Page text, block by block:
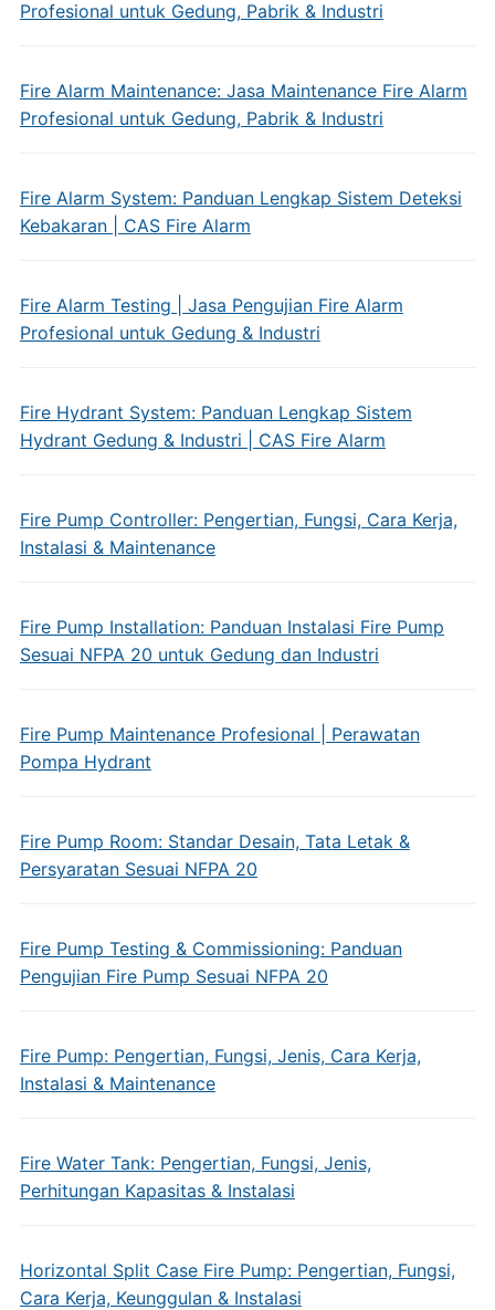
Profesional untuk Gedung, Pabrik & Industri
Fire Alarm Maintenance: Jasa Maintenance Fire Alarm
Profesional untuk Gedung, Pabrik & Industri
Fire Alarm System: Panduan Lengkap Sistem Deteksi
Kebakaran | CAS Fire Alarm
Fire Alarm Testing | Jasa Pengujian Fire Alarm
Profesional untuk Gedung & Industri
Fire Hydrant System: Panduan Lengkap Sistem
Hydrant Gedung & Industri | CAS Fire Alarm
Fire Pump Controller: Pengertian, Fungsi, Cara Kerja,
Instalasi & Maintenance
Fire Pump Installation: Panduan Instalasi Fire Pump
Sesuai NFPA 20 untuk Gedung dan Industri
Fire Pump Maintenance Profesional | Perawatan
Pompa Hydrant
Fire Pump Room: Standar Desain, Tata Letak &
Persyaratan Sesuai NFPA 20
Fire Pump Testing & Commissioning: Panduan
Pengujian Fire Pump Sesuai NFPA 20
Fire Pump: Pengertian, Fungsi, Jenis, Cara Kerja,
Instalasi & Maintenance
Fire Water Tank: Pengertian, Fungsi, Jenis,
Perhitungan Kapasitas & Instalasi
Horizontal Split Case Fire Pump: Pengertian, Fungsi,
Cara Kerja, Keunggulan & Instalasi